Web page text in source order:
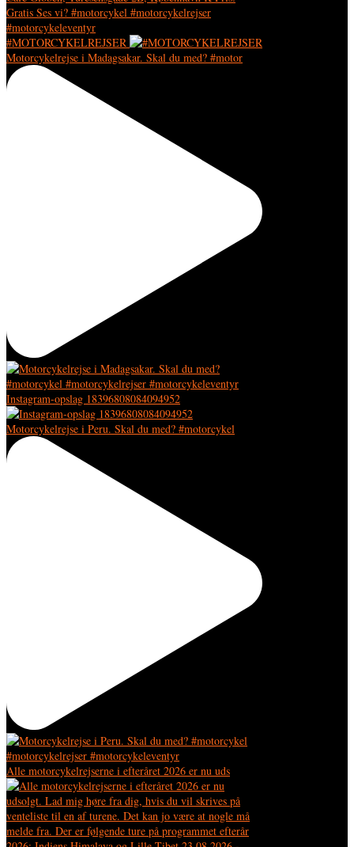
#MOTORCYKELREJSER
Motorcykelrejse i Madagsakar. Skal du med? #motor
Instagram-opslag 18396808084094952
Motorcykelrejse i Peru. Skal du med? #motorcykel
Alle motorcykelrejserne i efteråret 2026 er nu uds